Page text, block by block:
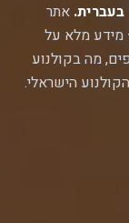
אתר
מידע מלא על
מה בקולנוע
הישראלי.